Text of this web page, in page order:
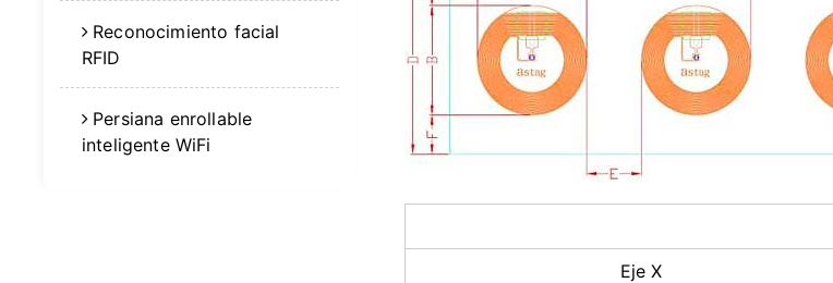
Reconocimiento facial
RFID
Persiana enrollable
inteligente WiFi
Eje X